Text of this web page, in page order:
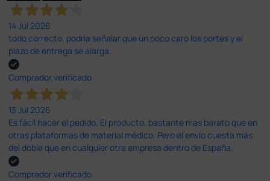
14 Jul 2026
todo correcto. podria señalar que un poco caro los portes y el
plazo de entrega se alarga.
Comprador verificado
13 Jul 2026
Es fácil hacer el pedido. El producto, bastante mas barato que en
otras plataformas de material médico. Pero el envío cuesta más
del doble que en cualquier otra empresa dentro de España.
Comprador verificado